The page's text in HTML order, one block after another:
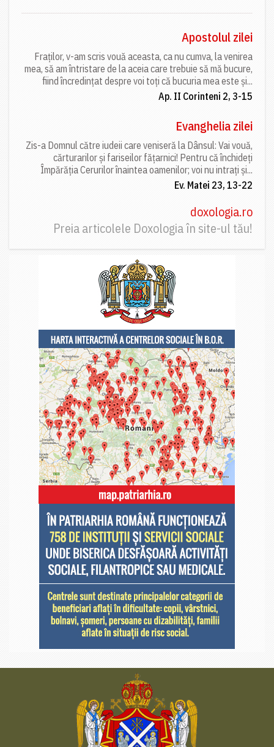
Apostolul zilei
Fraților, v-am scris vouă aceasta, ca nu cumva, la venirea
mea, să am întristare de la aceia care trebuie să mă bucure,
fiind încredințat despre voi toți că bucuria mea este și...
Ap. II Corinteni 2, 3-15
Evanghelia zilei
Zis-a Domnul către iudeii care veniseră la Dânsul: Vai vouă,
cărturarilor și fariseilor fățarnici! Pentru că închideți
Împărăția Cerurilor înaintea oamenilor; voi nu intrați și...
Ev. Matei 23, 13-22
doxologia.ro
Preia articolele Doxologia în site-ul tău!